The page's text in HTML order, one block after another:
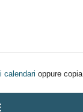
calendari oppure copia